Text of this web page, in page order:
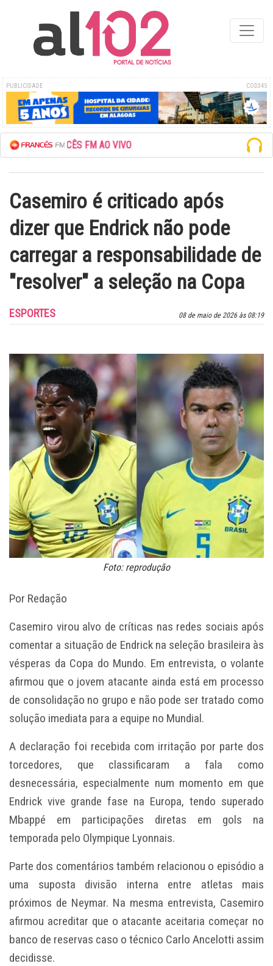
PUBLICIDADE COD345
REDE FRANCÊS FM AO VIVO
Casemiro é criticado após
dizer que Endrick não pode
carregar a responsabilidade de
"resolver" a seleção na Copa
08 de maio de 2026 às 08:19
ESPORTES
Foto: reprodução
Por Redação
Casemiro virou alvo de críticas nas redes sociais após
comentar a situação de Endrick na seleção brasileira às
vésperas da Copa do Mundo. Em entrevista, o volante
afirmou que o jovem atacante ainda está em processo
de consolidação no grupo e não pode ser tratado como
solução imediata para a equipe no Mundial.
A declaração foi recebida com irritação por parte dos
torcedores, que classificaram a fala como
desnecessária, especialmente num momento em que
Endrick vive grande fase na Europa, tendo superado
Mbappé em participações diretas em gols na
temporada pelo Olympique Lyonnais.
Parte dos comentários também relacionou o episódio a
uma suposta divisão interna entre atletas mais
próximos de Neymar. Na mesma entrevista, Casemiro
afirmou acreditar que o atacante aceitaria começar no
banco de reservas caso o técnico Carlo Ancelotti assim
decidisse.